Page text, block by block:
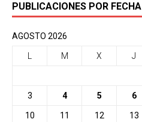
PUBLICACIONES POR FECHA
AGOSTO 2026
M X J
3 4 5 6
10 11 12 13